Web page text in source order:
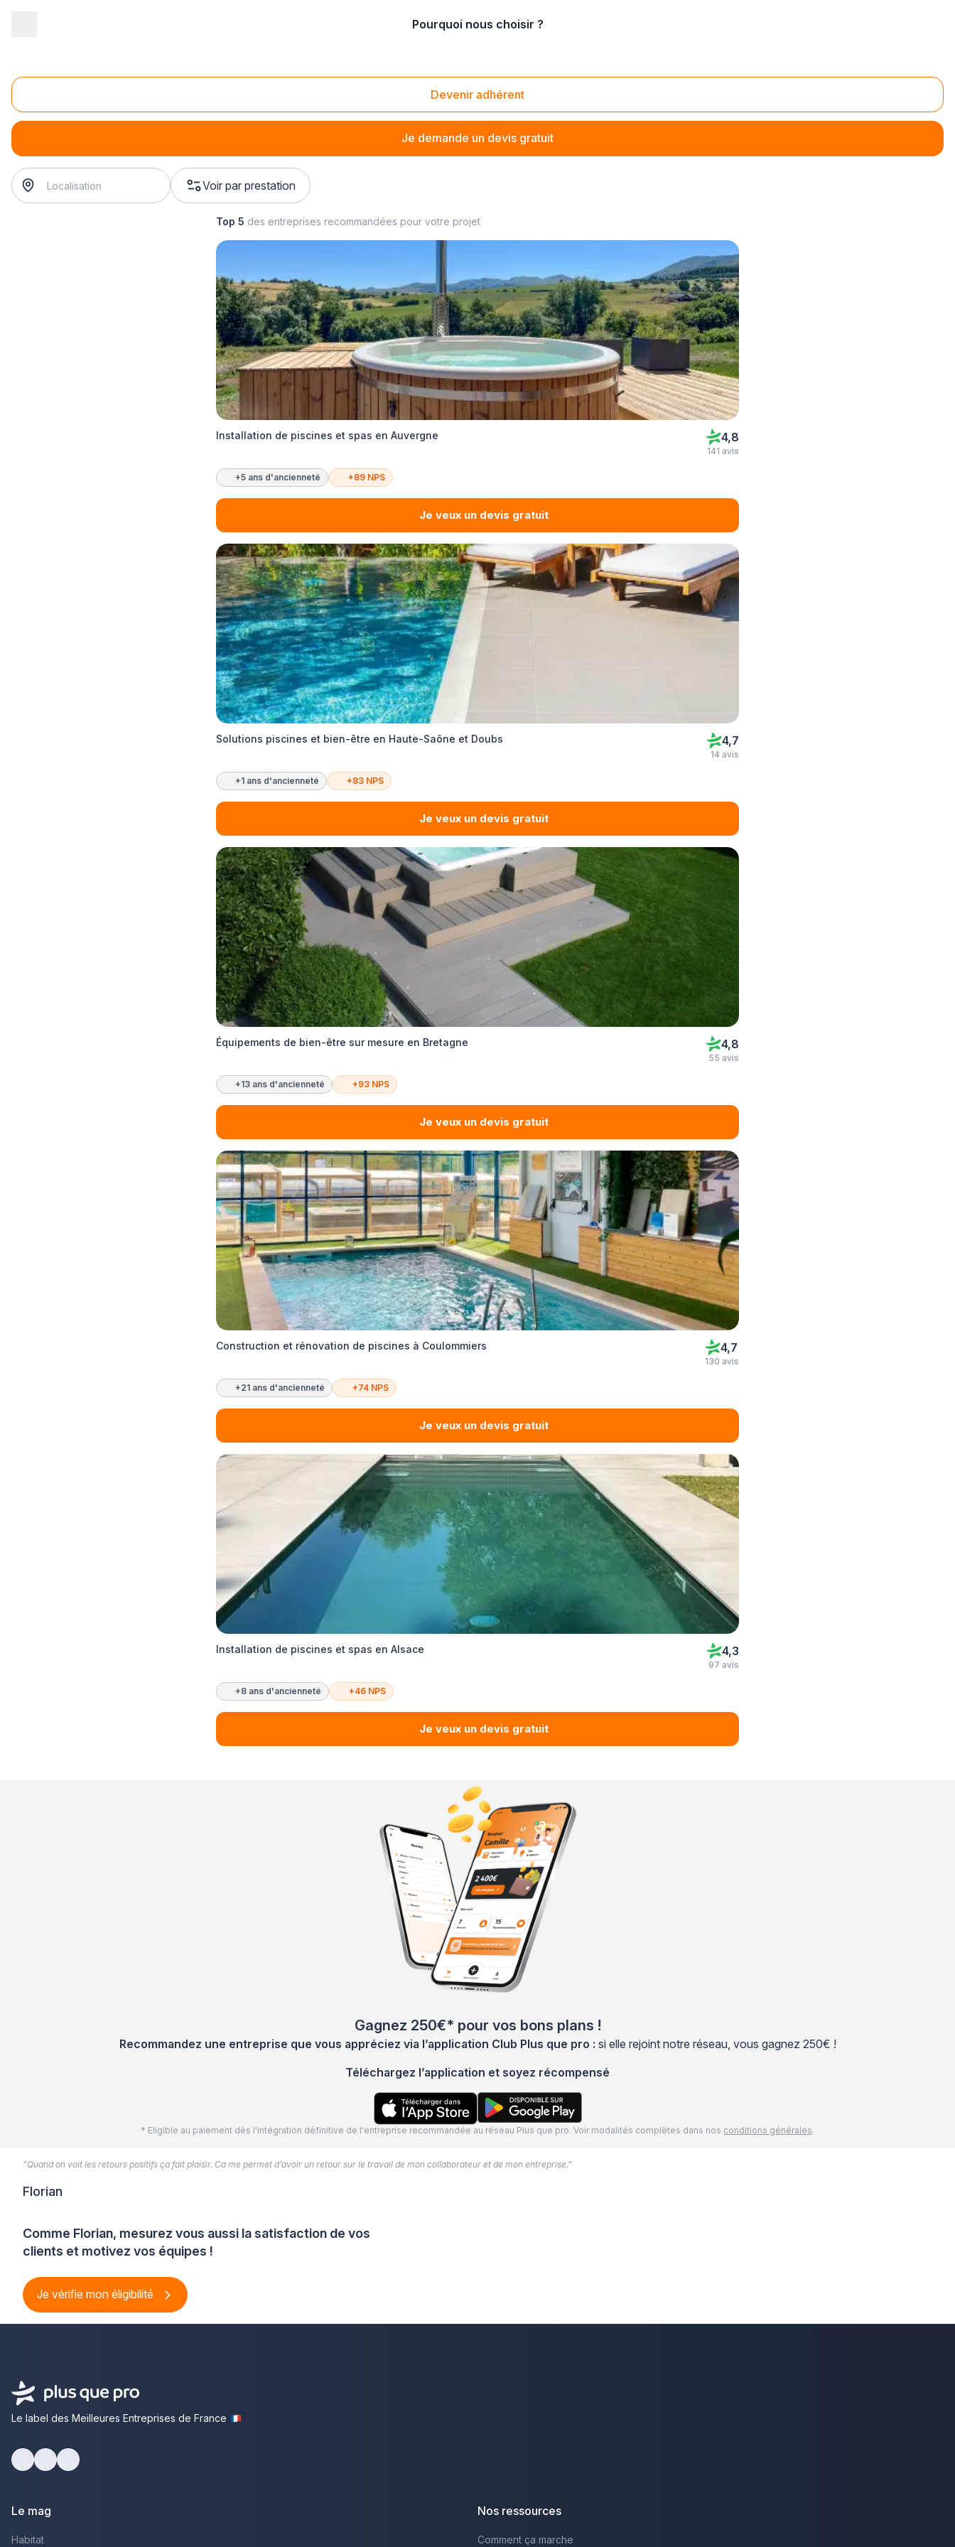
Pourquoi nous choisir ?
Devenir adhérent
Je demande un devis gratuit
Vente de hammam combiné douche
vente de hammam combiné douche
Voir par prestation
Top 5 des entreprises recommandées pour votre projet
Installation de piscines et spas en Auvergne 4,8
141 avis
+5 ans d'ancienneté +89 NPS
Je veux un devis gratuit
Solutions piscines et bien-être en Haute-Saône et Doubs 4,7
14 avis
+1 ans d'ancienneté +83 NPS
Je veux un devis gratuit
Équipements de bien-être sur mesure en Bretagne 4,8
55 avis
+13 ans d'ancienneté +93 NPS
Je veux un devis gratuit
Construction et rénovation de piscines à Coulommiers 4,7
130 avis
+21 ans d'ancienneté +74 NPS
Je veux un devis gratuit
Installation de piscines et spas en Alsace 4,3
97 avis
+8 ans d'ancienneté +46 NPS
Je veux un devis gratuit
Gagnez 250€* pour vos bons plans !
Recommandez une entreprise que vous appréciez via l’application Club Plus que pro : si elle rejoint notre réseau, vous gagnez 250€ !
Téléchargez l’application et soyez récompensé
* Eligible au paiement dès l'intégration définitive de l'entreprise recommandée au réseau Plus que pro. Voir modalités complètes dans nos conditions générales.
Comme Florian, mesurez vous aussi la satisfaction de vos
clients et motivez vos équipes !
Je vérifie mon éligibilité
“Quand on voit les retours positifs ça fait plaisir. Ca me permet d’avoir un retour sur le travail de mon collaborateur et de mon entreprise.”
Florian
Le label des Meilleures Entreprises de France
Le mag
Habitat
Nos ressources
Comment ça marche